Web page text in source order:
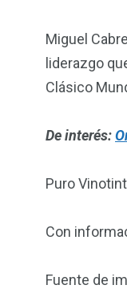
Miguel
liderazgo
Clásico
De interés:
Puro
Con
Fuente de